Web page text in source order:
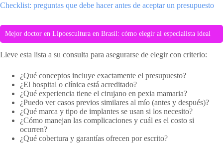
Checklist: preguntas que debe hacer antes de aceptar un presupuesto
Mejor doctor en Lipoescultura en Brasil: cómo elegir al especialista ideal
Lleve esta lista a su consulta para asegurarse de elegir con criterio:
¿Qué conceptos incluye exactamente el presupuesto?
¿El hospital o clínica está acreditado?
¿Qué experiencia tiene el cirujano en pexia mamaria?
¿Puedo ver casos previos similares al mío (antes y después)?
¿Qué marca y tipo de implantes se usan si los necesito?
¿Cómo manejan las complicaciones y cuál es el costo si
ocurren?
¿Qué cobertura y garantías ofrecen por escrito?